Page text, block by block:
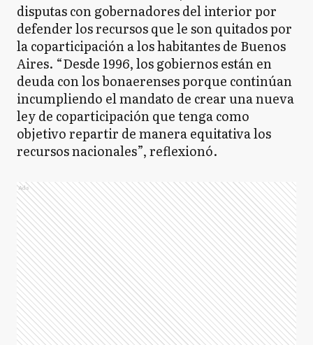
disputas con gobernadores del interior por
defender los recursos que le son quitados por
la coparticipación a los habitantes de Buenos
Aires. “Desde 1996, los gobiernos están en
deuda con los bonaerenses porque continúan
incumpliendo el mandato de crear una nueva
ley de coparticipación que tenga como
objetivo repartir de manera equitativa los
recursos nacionales”, reflexionó.
Ads